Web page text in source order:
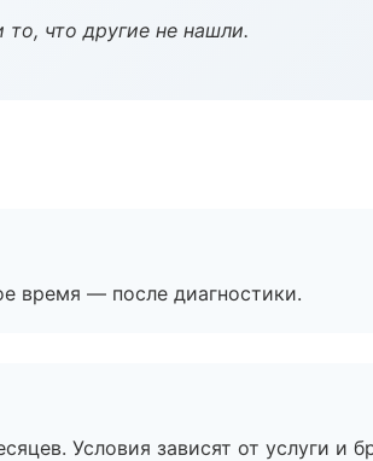
что другие не нашли.
время — после диагностики.
Условия зависят от услуги и